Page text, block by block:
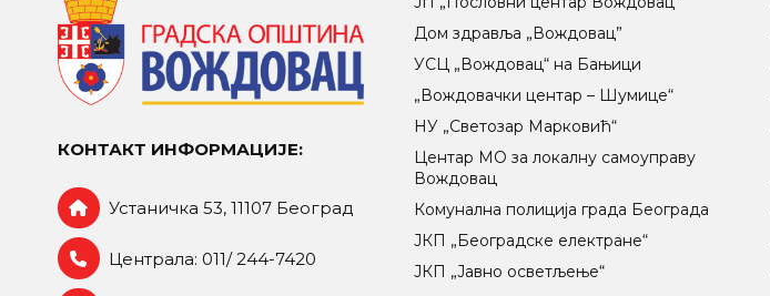
КОНТАКТ ИНФОРМАЦИЈЕ:
Устаничка 53, 11107 Београд
Централа: 011/ 244-7420
Дом здравља „Вождовац”
УСЦ „Вождовац“ на Бањици
„Вождовачки центар – Шумице“
НУ „Светозар Марковић“
Центар МO за локалну самоуправу
Вождовац
Комунална полиција града Београда
ЈКП „Београдске електране“
ЈКП „Јавно осветљење“